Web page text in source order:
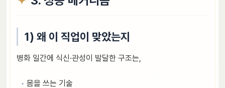
1) 왜 이 직업이 맞았는지
병화 일간에 식신·관성이 발달한 구조는,
몸을 쓰는 기술